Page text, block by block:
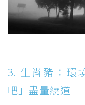
3. 生肖豬：環
吧」盡量繞道